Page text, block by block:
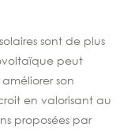
sont de plus
peut
son
en valorisant au
proposées par